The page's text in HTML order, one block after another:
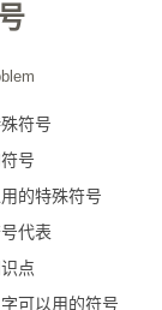
符号
号
的特殊符号
代表
点
可以用的符号